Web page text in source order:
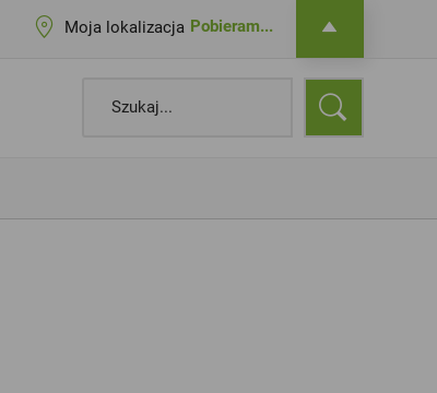
Moja lokalizacja Pobieram...